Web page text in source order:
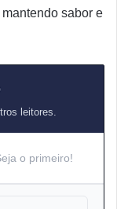
sabor e
leitores.
o primeiro!